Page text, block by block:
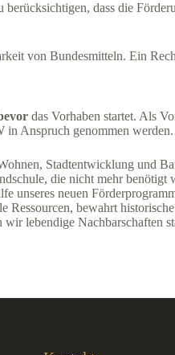
berücksichtigen, dass die
von Bundesmitteln. Ein
das Vorhaben startet. Als
Anspruch genommen
Stadtentwicklung und
die nicht mehr
unseres neuen
Ressourcen, bewahrt
lebendige Nachbarschaften